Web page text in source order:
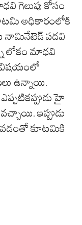
గెలుపు కోసం
అధికారంలోకి
నామినేటెడ్ పదవి
లోకం మాధవి
విషయంలో
ఉన్నాయి.
హై
వచ్చాయి. ఇప్పుడు
కూటమికి